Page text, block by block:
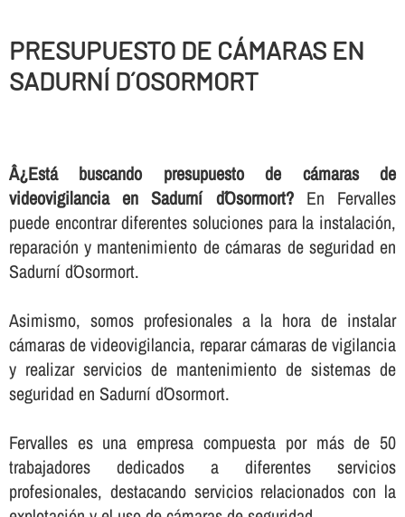
PRESUPUESTO DE CÁMARAS EN
SADURNÍ D´OSORMORT
Â¿Está buscando presupuesto de cámaras de
videovigilancia en Sadurní d´Osormort?En Fervalles
puede encontrar diferentes soluciones para la instalación,
reparación y mantenimiento de cámaras de seguridad en
Sadurní d´Osormort.
Asimismo, somos profesionales a la hora de instalar
cámaras de videovigilancia, reparar cámaras de vigilancia
y realizar servicios de mantenimiento de sistemas de
seguridad en Sadurní d´Osormort.
Fervalles es una empresa compuesta por más de 50
trabajadores dedicados a diferentes servicios
profesionales, destacando servicios relacionados con la